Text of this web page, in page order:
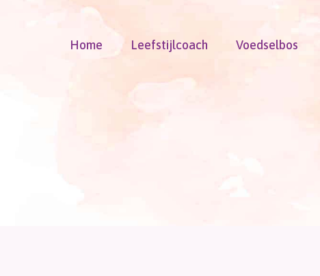
Home Leefstijlcoach Voedselbos